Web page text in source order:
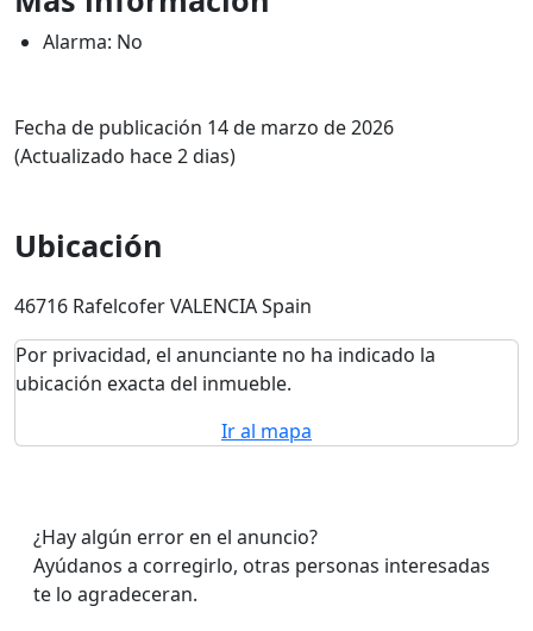
Alarma: No
Fecha de publicación 14 de marzo de 2026
(Actualizado hace 2 dias)
Ubicación
46716 Rafelcofer VALENCIA Spain
Por privacidad, el anunciante no ha indicado la
ubicación exacta del inmueble.
Ir al mapa
¿Hay algún error en el anuncio?
Ayúdanos a corregirlo, otras personas interesadas
te lo agradeceran.